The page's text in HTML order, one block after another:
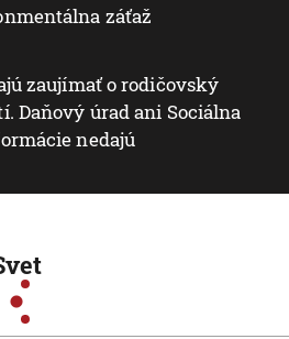
dôvodom sú nelegálne
záťaž